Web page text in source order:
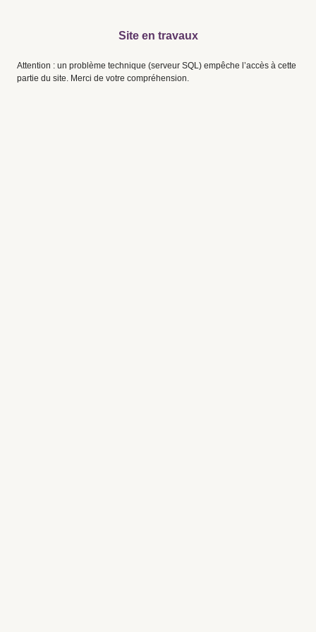
Site en travaux
Attention : un problème technique (serveur SQL) empêche l’accès à cette
partie du site. Merci de votre compréhension.